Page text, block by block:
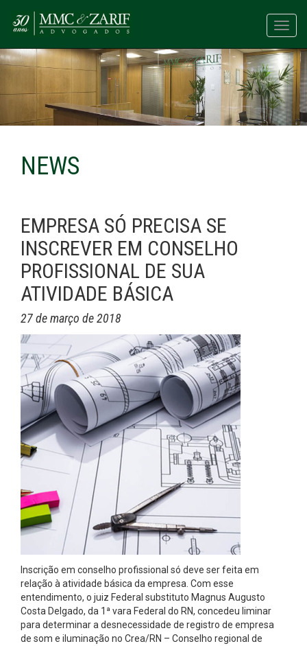
NEWS
EMPRESA SÓ PRECISA SE
INSCREVER EM CONSELHO
PROFISSIONAL DE SUA
ATIVIDADE BÁSICA
27 de março de 2018
Inscrição em conselho profissional só deve ser feita em
relação à atividade básica da empresa. Com esse
entendimento, o juiz Federal substituto Magnus Augusto
Costa Delgado, da 1ª vara Federal do RN, concedeu liminar
para determinar a desnecessidade de registro de empresa
de som e iluminação no Crea/RN – Conselho regional de